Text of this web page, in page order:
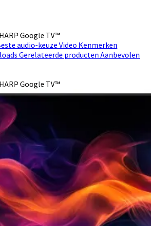
Google TV™
audio-keuze Video Kenmerken
Gerelateerde producten Aanbevolen
Google TV™